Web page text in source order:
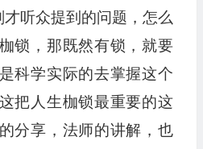
听众提到的问题，怎么
锁，那既然有锁，就要
科学实际的去掌握这个
把人生枷锁最重要的这
分享，法师的讲解，也